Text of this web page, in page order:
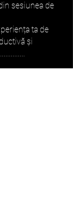
sesiunea de
ta de
și